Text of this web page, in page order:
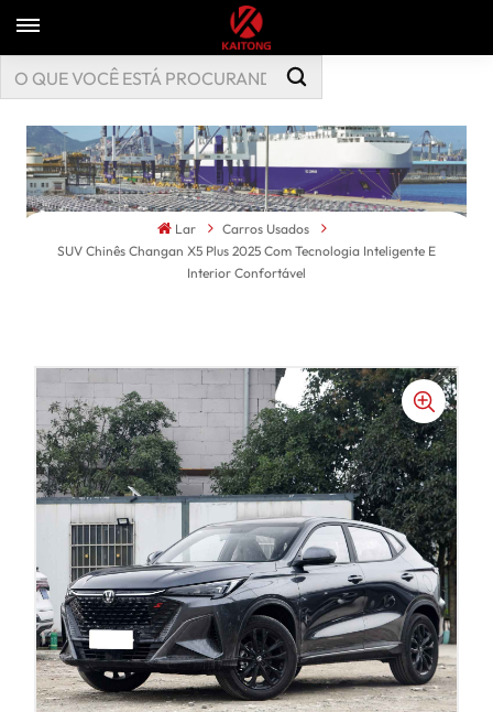
Lar
Carros Usados
SUV Chinês Changan X5 Plus 2025 Com Tecnologia Inteligente E
Interior Confortável